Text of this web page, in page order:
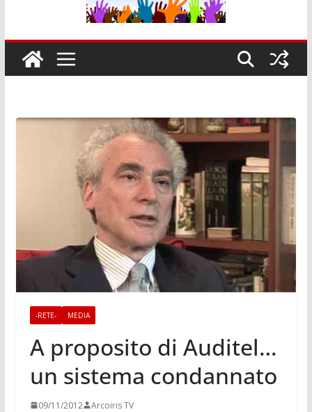
-RETE- MEDIA
A proposito di Auditel…
un sistema condannato
09/11/2012 Arcoiris TV